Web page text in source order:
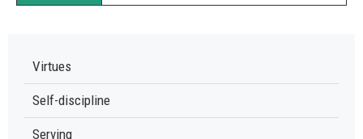
Virtues
Self-discipline
Serving